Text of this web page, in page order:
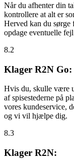
Når du afhenter din
kontrollere at alt er
Herved kan du sørge
opdage eventuelle
8.2
Klager R2N Go:
Hvis du, skulle være
af spisestederne på
vores kundeservice,
og vi vil hjælpe dig.
8.3
Klager R2N: